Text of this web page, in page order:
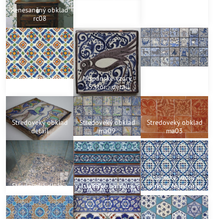
Renesančný obklad
rc08
Renesančný obklad
Hispánske vzory
15.stor. - detail
Stredoveký obklad
detail
Stredoveký obklad
ma09
Stredoveký obklad
ma03
Stredoveká dlažba Islamské bordúry
Islamské vzory -
obklad Mandorle